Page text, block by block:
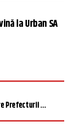
la Urban SA
Prefecturii ...